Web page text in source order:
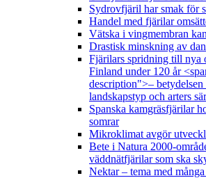
Sydrovfjäril har smak för
Handel med fjärilar
Vätska i vingmembran
Drastisk minskning av
Fjärilars spridning till nya
Finland under 120 år
description">–
landskapstyp och arters
Spanska kamgräsfjärilar
somrar
Mikroklimat avgör
Bete i Natura 2000-
väddnätfjärilar som ska
Nektar – tema med